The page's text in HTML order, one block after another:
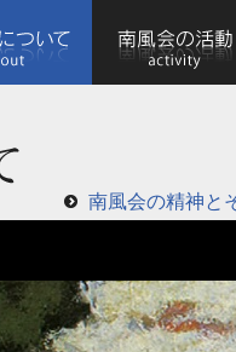
南風会の精神と